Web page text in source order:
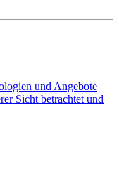
und Angebote
Sicht betrachtet und